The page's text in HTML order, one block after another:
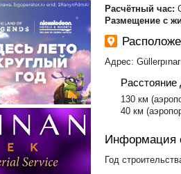
Расчётный час:
Размещение с
Адрес:
Расстояние
130 км
40 км
Информация
Год